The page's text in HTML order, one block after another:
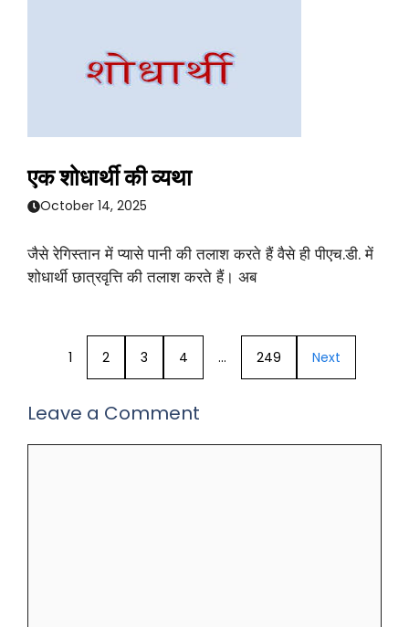
एक शोधार्थी की व्यथा
October 14, 2025
जैसे रेगिस्तान में प्यासे पानी की तलाश करते हैं वैसे ही पीएच.डी. में
शोधार्थी छात्रवृत्ति की तलाश करते हैं। अब
1 2 3 4 … 249 Next
Leave a Comment